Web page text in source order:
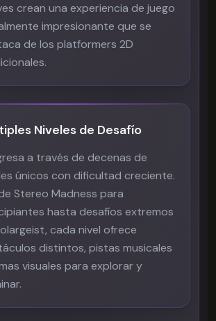
crean una experiencia de juego
impresionante que se
de los platformers 2D
Niveles de Desafío
a través de decenas de
únicos con dificultad creciente.
Stereo Madness para
hasta desafíos extremos
cada nivel ofrece
distintos, pistas musicales
visuales para explorar y